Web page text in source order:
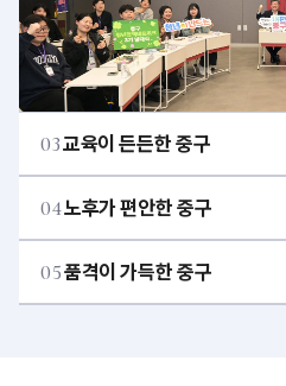
03교육이 든든한 중구
04노후가 편안한 중구
05품격이 가득한 중구